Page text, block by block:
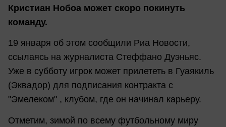
Кристиан Нобоа может скоро покинуть
команду.
19 января об этом сообщили Риа Новости,
ссылаясь на журналиста Стеффано Дуэньяс.
Уже в субботу игрок может прилететь в Гуаякиль
(Эквадор) для подписания контракта с
"Эмелеком" , клубом, где он начинал карьеру.
Отметим, зимой по всему футбольному миру